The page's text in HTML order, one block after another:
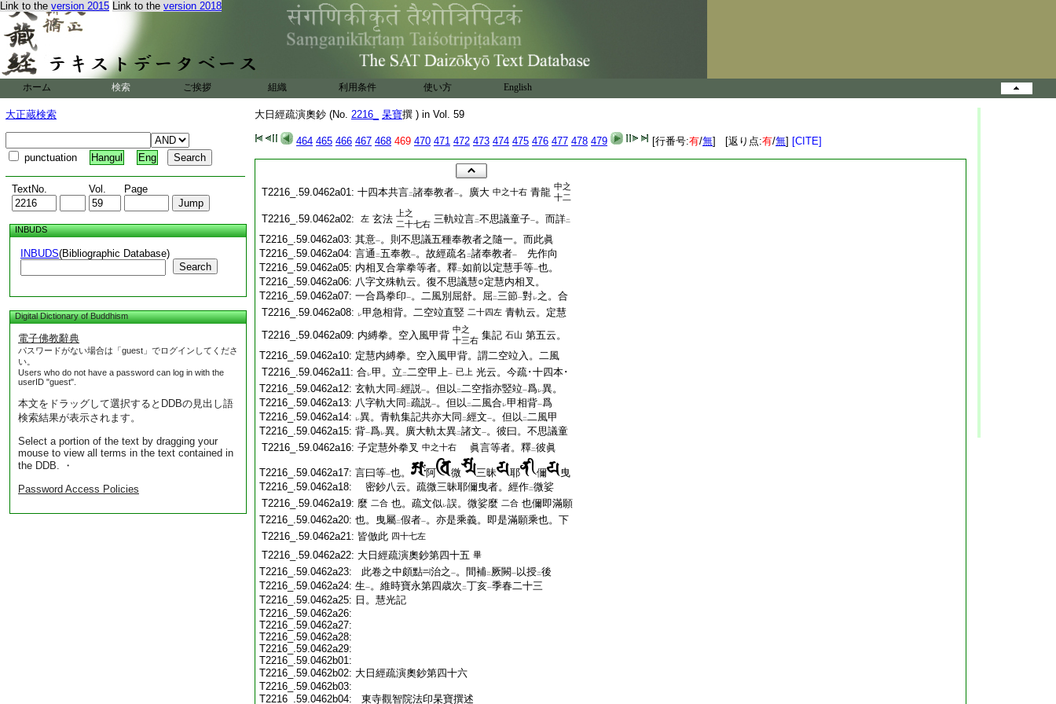
Link to the version 2015 Link to the version 2018
ホーム 検索 ご挨拶 組織 利用条件 使い方 English
大正蔵検索
punctuation Hangul Eng
TextNo. Vol. Page
INBUDS
INBUDS(Bibliographic Database)
Search
Digital Dictionary of Buddhism
電子佛教辭典
パスワードがない場合は「guest」でログインしてくださ
い。
Users who do not have a password can log in with the
userID "guest".
本文をドラッグして選択するとDDBの見出し語
検索結果が表示されます。
Select a portion of the text by dragging your
mouse to view all terms in the text contained in
the DDB. ・
Password Access Policies
大日經疏演奧鈔 (No. 2216_ 杲寶撰 ) in Vol. 59
464 465 466 467 468 469 470 471 472 473 474 475 476 477 478 479 [行番号:有/無] [返り点:有/無] [CITE]
T2216_.59.0462a01: 十四本共言二諸奉教者一。廣大 中之十右 青龍 中之
十二
T2216_.59.0462a02: 左 玄法
上之
二十七右 三軌竝言二不思議童子一。而詳二
T2216_.59.0462a03: 其意一。則不思議五種奉教者之隨一。而此眞
T2216_.59.0462a04: 言通 二五奉教一。故經疏名 二諸奉教者一
先作向
T2216_.59.0462a05: 内相叉合掌拳等者。釋二如前以定慧手等一也。
T2216_.59.0462a06: 八字文殊軌云。復不思議慧○定慧内相叉。
T2216_.59.0462a07: 一合爲拳印一。二風別屈舒。屈 二三節一對レ之。合
T2216_.59.0462a08:
レ甲急相背。二空竝直竪 二十四左 青軌云。定慧
T2216_.59.0462a09: 内縛拳。空入風甲背 中之
十三右 集記 石山 第五云。
T2216_.59.0462a10: 定慧内縛拳。空入風甲背。謂二空竝入。二風
T2216_.59.0462a11: 合レ甲。立 二二空甲上一 已上 光云。今疏･十四本･
T2216_.59.0462a12: 玄軌大同 二經説一。但以 二二空指亦竪竝一爲レ異。
T2216_.59.0462a13: 八字軌大同 二疏説一。但以 二二風合レ甲相背一爲
T2216_.59.0462a14:
レ異。青軌集記共亦大同 二經文一。但以 二二風甲
T2216_.59.0462a15: 背一爲レ異。廣大軌太異二諸文一。彼曰。不思議童
T2216_.59.0462a16: 子定慧外拳叉 中之十右 眞言等者。釋二彼眞
T2216_.59.0462a17: 言曰等一也。 阿 微 三昧 耶 儞
曳
T2216_.59.0462a18:
密鈔八云。疏微三昧耶儞曳者。經作二微娑
T2216_.59.0462a19: 麼 二合 也。疏文似レ誤。微娑麼 二合 也儞即滿願
T2216_.59.0462a20: 也。曳屬二假者一。亦是乘義。即是滿願乘也。下
T2216_.59.0462a21: 皆倣此 四十七左
T2216_.59.0462a22: 大日經疏演奧鈔第四十五 畢
T2216_.59.0462a23: 此卷之中頗點 治之 一。間補二 厥闕一 以授二後
T2216_.59.0462a24: 生一。維時寶永第四歳次 二丁亥一季春二十三
T2216_.59.0462a25: 日。慧光記
T2216_.59.0462a26:
T2216_.59.0462a27:
T2216_.59.0462a28:
T2216_.59.0462a29:
T2216_.59.0462b01:
T2216_.59.0462b02: 大日經疏演奧鈔第四十六
T2216_.59.0462b03:
T2216_.59.0462b04:
東寺觀智院法印杲寶撰述